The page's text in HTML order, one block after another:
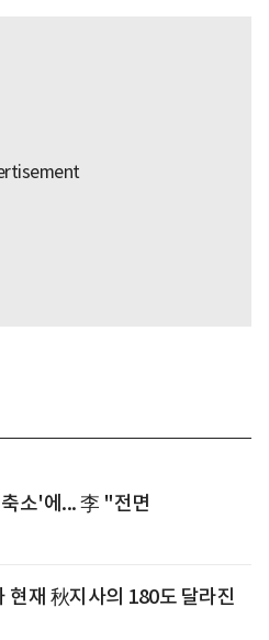
소'에... 李 "전면
현재 秋지사의 180도 달라진